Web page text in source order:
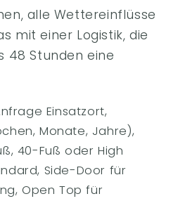
alle Wettereinflüsse
mit einer Logistik, die
48 Stunden eine
Einsatzort,
Monate, Jahre),
40-Fuß oder High
Side-Door für
Open Top für